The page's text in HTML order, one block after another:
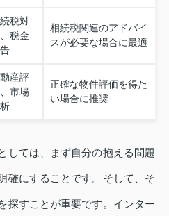
税対
税金
相続税関連のアドバイ
スが必要な場合に最適
産評
市場
正確な物件評価を得た
い場合に推奨
しては、まず自分の抱える問題
確にすることです。そして、そ
探すことが重要です。インター